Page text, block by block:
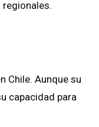
regionales.
Chile. Aunque su
capacidad para